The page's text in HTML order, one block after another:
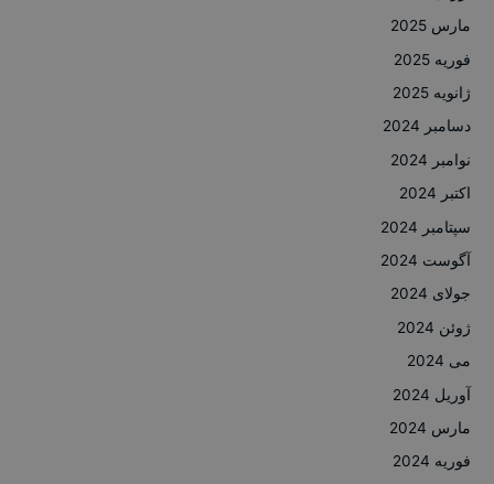
مارس 2025
فوریه 2025
ژانویه 2025
دسامبر 2024
نوامبر 2024
اکتبر 2024
سپتامبر 2024
آگوست 2024
جولای 2024
ژوئن 2024
می 2024
آوریل 2024
مارس 2024
فوریه 2024